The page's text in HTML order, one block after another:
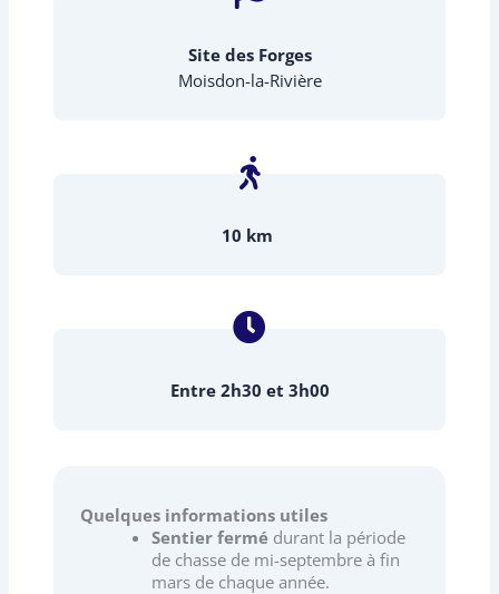
Site des Forges
Moisdon-la-Rivière
10 km
Entre 2h30 et 3h00
Quelques informations utiles
Sentier fermé durant la période
de chasse de mi-septembre à fin
mars de chaque année.